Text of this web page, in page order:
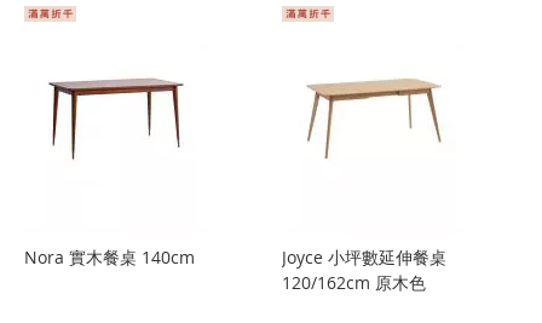
Nora 實木餐桌 140cm
Joyce 小坪數延伸餐桌
120/162cm 原木色